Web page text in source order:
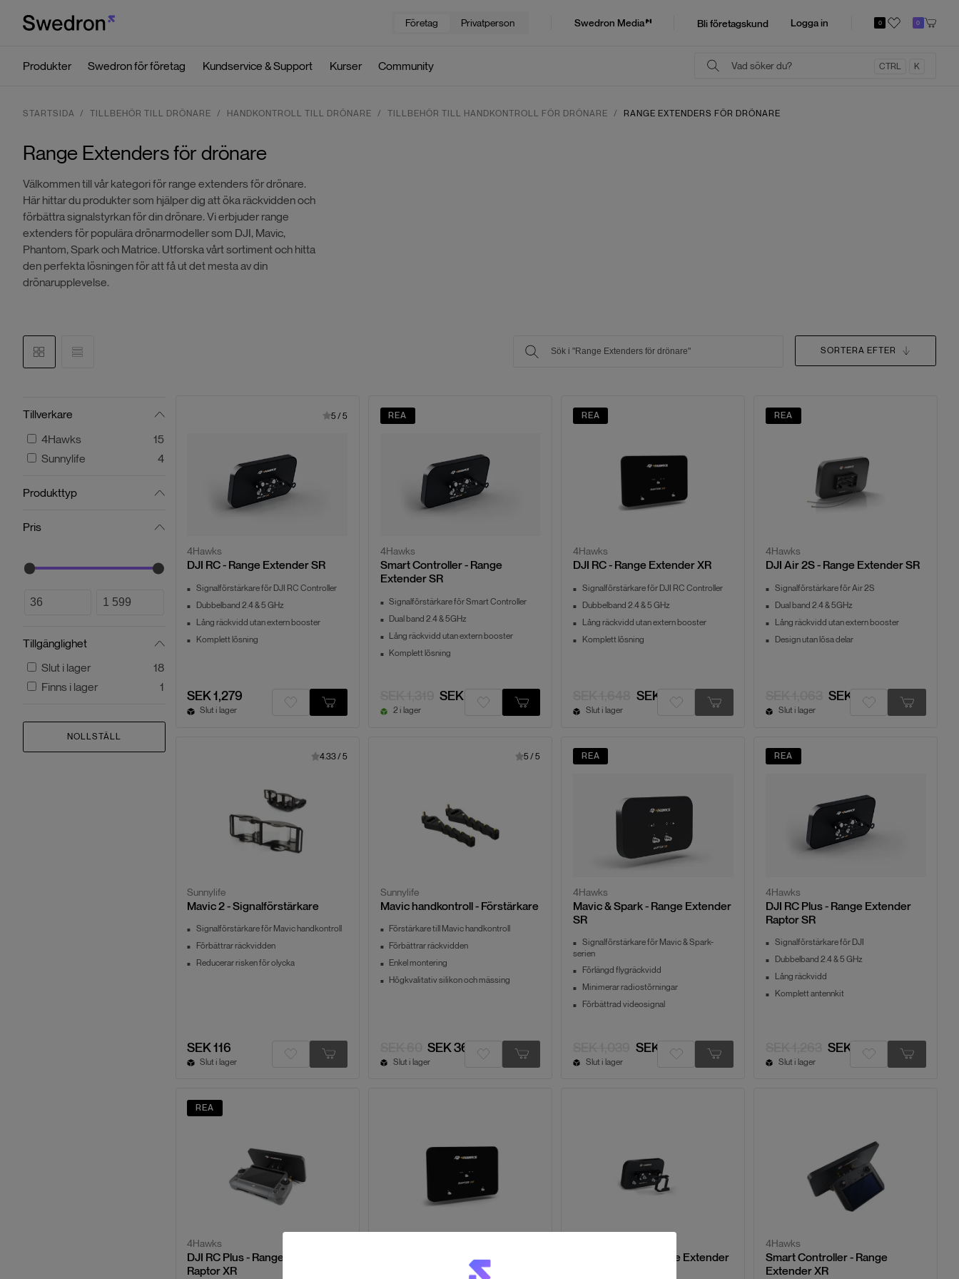
Företag Privatperson Swedron Media Bli företagskund Logga in 0 0
Produkter Swedron för företag Kundservice & Support Kurser Community CTRL K
STARTSIDA TILLBEHÖR TILL DRÖNARE HANDKONTROLL TILL DRÖNARE TILLBEHÖR TILL HANDKONTROLL FÖR DRÖNARE RANGE EXTENDERS FÖR DRÖNARE
Range Extenders för drönare
Välkommen till vår kategori för range extenders för drönare.
Här hittar du produkter som hjälper dig att öka räckvidden och
förbättra signalstyrkan för din drönare. Vi erbjuder range
extenders för populära drönarmodeller som DJI, Mavic,
Phantom, Spark och Matrice. Utforska vårt sortiment och hitta
den perfekta lösningen för att få ut det mesta av din
drönarupplevelse.
SORTERA EFTER
Tillverkare
4Hawks
15
Sunnylife
4
Produkttyp
Pris
Tillgänglighet
Slut i lager
18
Finns i lager
1
NOLLSTÄLL
5 /5
4Hawks
DJI RC - Range Extender SR
Signalförstärkare för DJI RC Controller
Dubbelband 2.4 & 5 GHz
Lång räckvidd utan extern booster
Komplett lösning
SEK 1,279
Slut i lager
REA
4Hawks
Smart Controller - Range
Extender SR
Signalförstärkare för Smart Controller
Dual band 2.4 & 5GHz
Lång räckvidd utan extern booster
Komplett lösning
SEK 1,055
2 i lager
REA
4Hawks
DJI RC - Range Extender XR
Signalförstärkare för DJI RC Controller
Dubbelband 2.4 & 5 GHz
Lång räckvidd utan extern booster
Komplett lösning
SEK 1,316
Slut i lager
REA
4Hawks
DJI Air 2S - Range Extender SR
Signalförstärkare för Air 2S
Dual band 2.4 & 5GHz
Lång räckvidd utan extern booster
Design utan lösa delar
SEK 847
Slut i lager
4.33/5
Sunnylife
Mavic 2 - Signalförstärkare
Signalförstärkare för Mavic handkontroll
Förbättrar räckvidden
Reducerar risken för olycka
SEK 116
Slut i lager
5 /5
Sunnylife
Mavic handkontroll - Förstärkare
Förstärkare till Mavic handkontroll
Förbättrar räckvidden
Enkel montering
Högkvalitativ silikon och mässing
SEK 36
Slut i lager
REA
4Hawks
Mavic & Spark - Range Extender
SR
Signalförstärkare för Mavic & Spark-
serien
Förlängd flygräckvidd
Minimerar radiostörningar
Förbättrad videosignal
SEK 831
Slut i lager
REA
4Hawks
DJI RC Plus - Range Extender
Raptor SR
Signalförstärkare för DJI
Dubbelband 2.4 & 5 GHz
Lång räckvidd
Komplett antennkit
SEK 1,007
Slut i lager
REA
4Hawks
DJI RC Plus - Range Extender
Raptor XR
Yuneec H520 - Range Extender
Yuneec H520 - Range Extender
4Hawks
Smart Controller - Range
Extender XR